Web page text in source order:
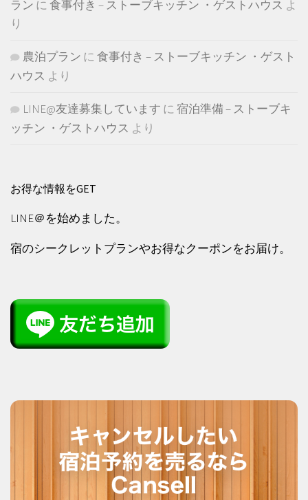
ラン に 食事付き – ストーブキッチン ・ゲストハウス よ
り
農泊プラン に 食事付き – ストーブキッチン ・ゲスト
ハウス より
LINE@友達募集しています に 宿泊準備 – ストーブキ
ッチン ・ゲストハウス より
お得な情報をGET
LINE＠を始めました。
宿のシークレットプランやお得なクーポンをお届け。